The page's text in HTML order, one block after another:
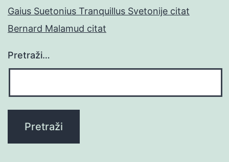
Gaius Suetonius Tranquillus Svetonije citat
Bernard Malamud citat
Pretraži…